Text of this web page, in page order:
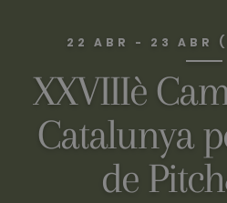
22 ABR - 23 ABR
XXVIIIè
Catalunya
de